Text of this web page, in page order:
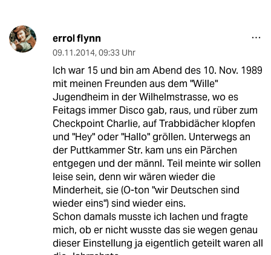
errol flynn
09.11.2014, 09:33 Uhr
Ich war 15 und bin am Abend des 10. Nov. 1989
mit meinen Freunden aus dem "Wille"
Jugendheim in der Wilhelmstrasse, wo es
Feitags immer Disco gab, raus, und rüber zum
Checkpoint Charlie, auf Trabbidächer klopfen
und "Hey" oder "Hallo" gröllen. Unterwegs an
der Puttkammer Str. kam uns ein Pärchen
entgegen und der männl. Teil meinte wir sollen
leise sein, denn wir wären wieder die
Minderheit, sie (O-ton "wir Deutschen sind
wieder eins") sind wieder eins.
Schon damals musste ich lachen und fragte
mich, ob er nicht wusste das sie wegen genau
dieser Einstellung ja eigentlich geteilt waren all